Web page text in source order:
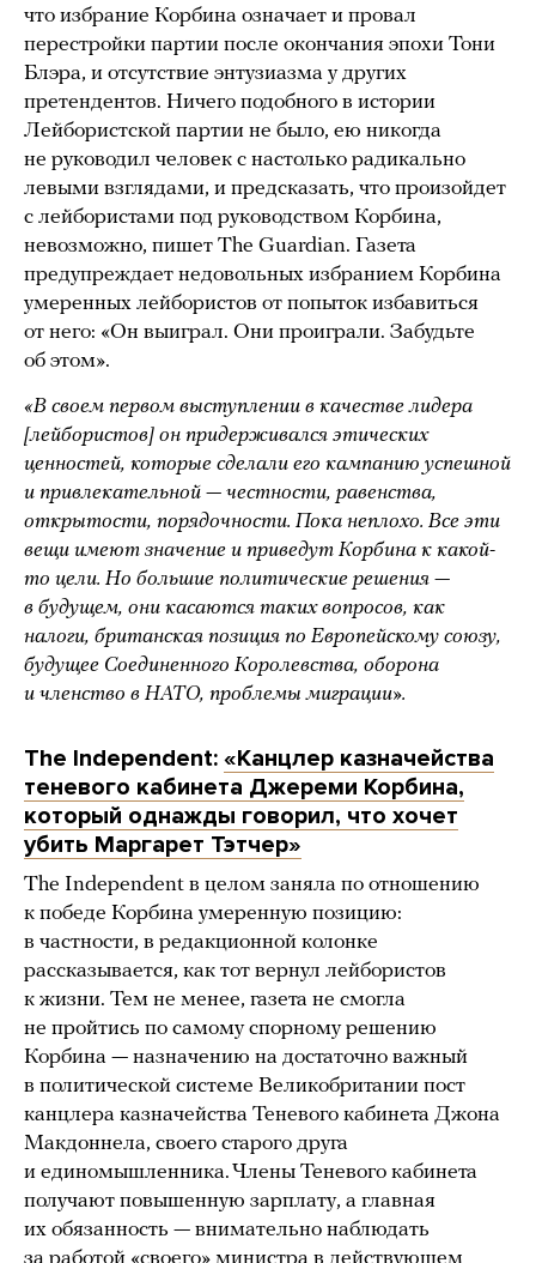
что избрание Корбина означает и провал
перестройки партии после окончания эпохи Тони
Блэра, и отсутствие энтузиазма у других
претендентов. Ничего подобного в истории
Лейбористской партии не было, ею никогда
не руководил человек с настолько радикально
левыми взглядами, и предсказать, что произойдет
с лейбористами под руководством Корбина,
невозможно, пишет The Guardian. Газета
предупреждает недовольных избранием Корбина
умеренных лейбористов от попыток избавиться
от него: «Он выиграл. Они проиграли. Забудьте
об этом».
«В своем первом выступлении в качестве лидера
[лейбористов] он придерживался этических
ценностей, которые сделали его кампанию успешной
и привлекательной — честности, равенства,
открытости, порядочности. Пока неплохо. Все эти
вещи имеют значение и приведут Корбина к какой-
то цели. Но большие политические решения —
в будущем, они касаются таких вопросов, как
налоги, британская позиция по Европейскому союзу,
будущее Соединенного Королевства, оборона
и членство в НАТО, проблемы миграции».
The Independent: «Канцлер казначейства
теневого кабинета Джереми Корбина,
который однажды говорил, что хочет
убить Маргарет Тэтчер»
The Independent в целом заняла по отношению
к победе Корбина умеренную позицию:
в частности, в редакционной колонке
рассказывается, как тот вернул лейбористов
к жизни. Тем не менее, газета не смогла
не пройтись по самому спорному решению
Корбина — назначению на достаточно важный
в политической системе Великобритании пост
канцлера казначейства Теневого кабинета Джона
Макдоннела, своего старого друга
и единомышленника. Члены Теневого кабинета
получают повышенную зарплату, а главная
их обязанность — внимательно наблюдать